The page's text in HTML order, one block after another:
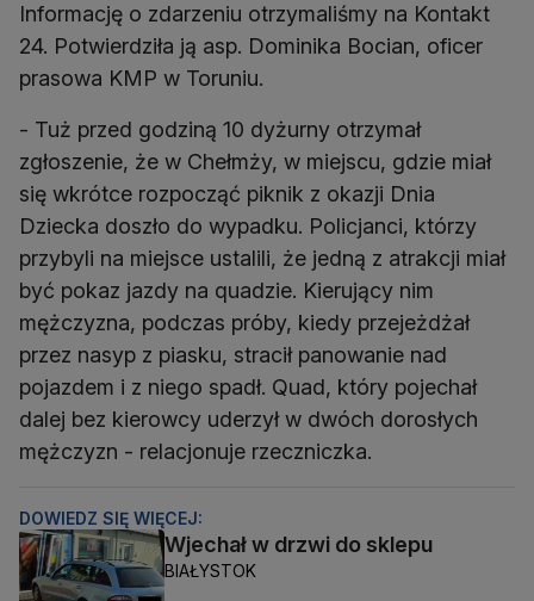
Informację o zdarzeniu otrzymaliśmy na Kontakt
24. Potwierdziła ją asp. Dominika Bocian, oficer
prasowa KMP w Toruniu.
- Tuż przed godziną 10 dyżurny otrzymał
zgłoszenie, że w Chełmży, w miejscu, gdzie miał
się wkrótce rozpocząć piknik z okazji Dnia
Dziecka doszło do wypadku. Policjanci, którzy
przybyli na miejsce ustalili, że jedną z atrakcji miał
być pokaz jazdy na quadzie. Kierujący nim
mężczyzna, podczas próby, kiedy przejeżdżał
przez nasyp z piasku, stracił panowanie nad
pojazdem i z niego spadł. Quad, który pojechał
dalej bez kierowcy uderzył w dwóch dorosłych
mężczyzn - relacjonuje rzeczniczka.
DOWIEDZ SIĘ WIĘCEJ:
Wjechał w drzwi do sklepu
BIAŁYSTOK